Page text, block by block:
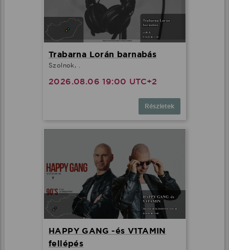
Trabarna Lorán barnabás
Szolnok, .
2026.08.06 19:00 UTC+2
Részletek
HAPPY GANG -és V1TAMIN
fellépés